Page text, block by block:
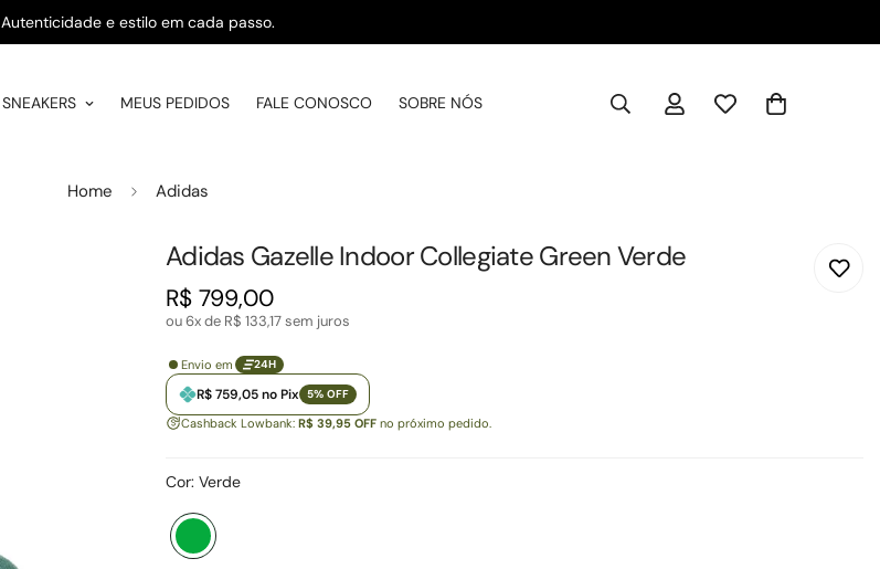
Autenticidade e estilo em cada passo.
SNEAKERS MEUS PEDIDOS FALE CONOSCO SOBRE NÓS
Home Adidas
Adidas Gazelle Indoor Collegiate Green Verde
Preço
regular
R$ 799,00
ou 6x de R$ 133,17sem juros
Envio em 24H
R$ 759,05 no Pix 5% OFF
Cashback Lowbank: R$ 39,95 OFF no próximo pedido.
Cor: Verde
Verde
Variante